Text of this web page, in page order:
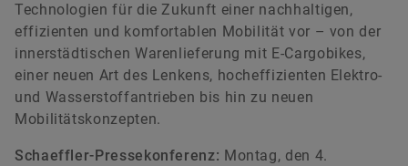
Technologien für die Zukunft einer nachhaltigen,
effizienten und komfortablen Mobilität vor – von der
innerstädtischen Warenlieferung mit E-Cargobikes,
einer neuen Art des Lenkens, hocheffizienten Elektro-
und Wasserstoffantrieben bis hin zu neuen
Mobilitätskonzepten.
Schaeffler-Pressekonferenz: Montag, den 4.